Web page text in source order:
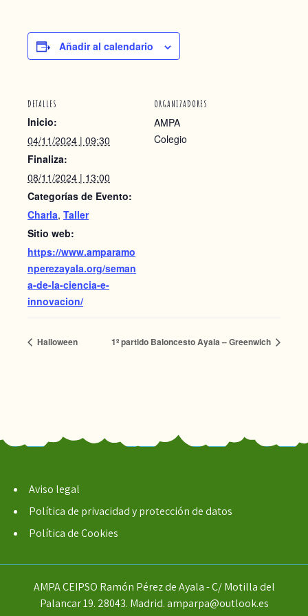
Añadir al calendario
DETALLES
Inicio:
04/11/2024 | 09:30
Finaliza:
08/11/2024 | 13:00
Categorías de Evento:
Charla, Taller
Sitio web:
https://www.amparamo
nperezayala.org/seman
a-de-la-ciencia-e-
innovacion/
ORGANIZADORES
AMPA
Colegio
Halloween 1º partido Baloncesto Ayala – Greenwich
Aviso legal
Política de privacidad y protección de datos
Política de Cookies
AMPA CEIPSO Ramón Pérez de Ayala - C/ Motilla del
Palancar 19. 28043. Madrid. amparpa@outlook.es